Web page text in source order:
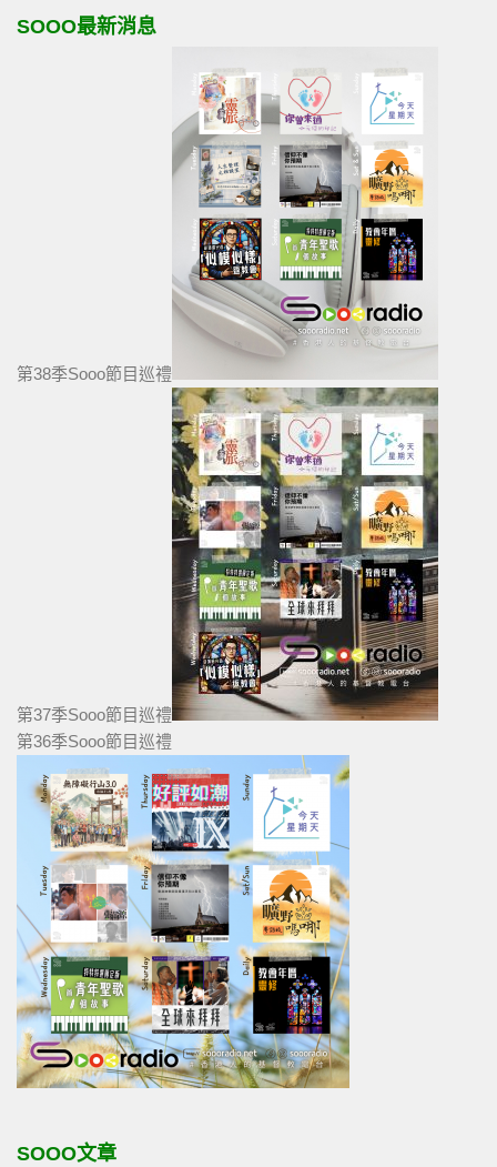
SOOO最新消息
第38季Sooo節目巡禮
第37季Sooo節目巡禮
第36季Sooo節目巡禮
SOOO文章